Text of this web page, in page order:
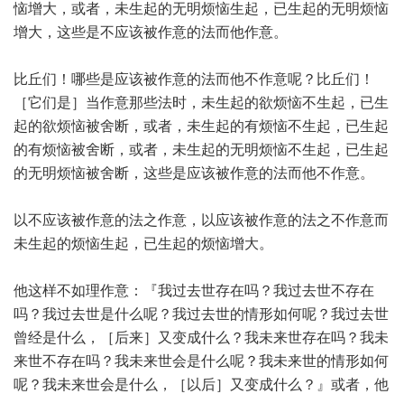
恼增大，或者，未生起的无明烦恼生起，已生起的无明烦恼
增大，这些是不应该被作意的法而他作意。
比丘们！哪些是应该被作意的法而他不作意呢？比丘们！
［它们是］当作意那些法时，未生起的欲烦恼不生起，已生
起的欲烦恼被舍断，或者，未生起的有烦恼不生起，已生起
的有烦恼被舍断，或者，未生起的无明烦恼不生起，已生起
的无明烦恼被舍断，这些是应该被作意的法而他不作意。
以不应该被作意的法之作意，以应该被作意的法之不作意而
未生起的烦恼生起，已生起的烦恼增大。
他这样不如理作意：『我过去世存在吗？我过去世不存在
吗？我过去世是什么呢？我过去世的情形如何呢？我过去世
曾经是什么，［后来］又变成什么？我未来世存在吗？我未
来世不存在吗？我未来世会是什么呢？我未来世的情形如何
呢？我未来世会是什么，［以后］又变成什么？』或者，他